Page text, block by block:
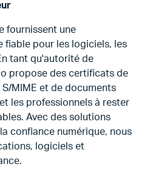
fournissent une
fiable pour les logiciels, les
tant qu'autorité de
propose des certificats de
MIME et de documents
les professionnels à rester
Avec des solutions
confiance numérique, nous
logiciels et